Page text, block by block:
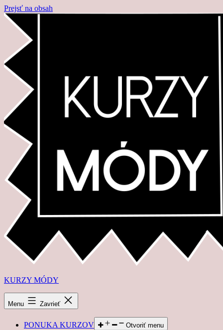
Prejsť na obsah
KURZY MÓDY
Menu Zavrieť
PONUKA KURZOV Otvoriť menu